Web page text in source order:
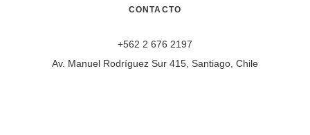
CONTACTO
+562 2 676 2197
Av. Manuel Rodríguez Sur 415, Santiago, Chile